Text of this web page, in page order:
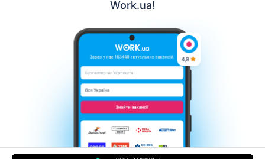
Work.ua!
Контакти Про нас
Кар’єра
Допомога Умови використання